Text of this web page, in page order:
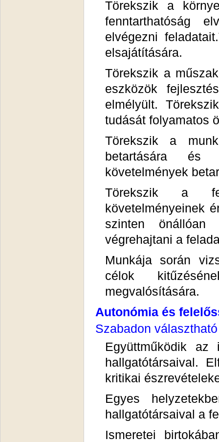
Törekszik a
fenntarthatóság
elvégezni
elsajátítására.
Törekszik a
eszközök
elmélyült.
tudását folyamatos
Törekszik a
betartására és
követelmények
Törekszik a
követelményeinek
szinten önállóan
végrehajtani a
Munkája során
célok
megvalósítására.
Autonómia és
Szabadon
Együttműködik
hallgatótársaival.
kritikai
Egyes
hallgatótársaival a
Ismeretei